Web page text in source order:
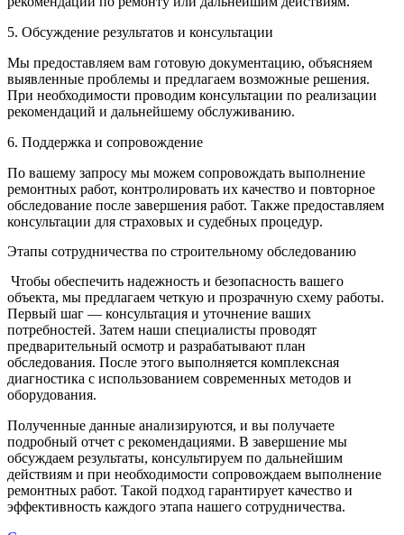
5. Обсуждение результатов и консультации
Мы предоставляем вам готовую документацию, объясняем
выявленные проблемы и предлагаем возможные решения.
При необходимости проводим консультации по реализации
рекомендаций и дальнейшему обслуживанию.
6. Поддержка и сопровождение
По вашему запросу мы можем сопровождать выполнение
ремонтных работ, контролировать их качество и повторное
обследование после завершения работ. Также предоставляем
консультации для страховых и судебных процедур.
Этапы сотрудничества по строительному обследованию
Чтобы обеспечить надежность и безопасность вашего
объекта, мы предлагаем четкую и прозрачную схему работы.
Первый шаг — консультация и уточнение ваших
потребностей. Затем наши специалисты проводят
предварительный осмотр и разрабатывают план
обследования. После этого выполняется комплексная
диагностика с использованием современных методов и
оборудования.
Полученные данные анализируются, и вы получаете
подробный отчет с рекомендациями. В завершение мы
обсуждаем результаты, консультируем по дальнейшим
действиям и при необходимости сопровождаем выполнение
ремонтных работ. Такой подход гарантирует качество и
эффективность каждого этапа нашего сотрудничества.